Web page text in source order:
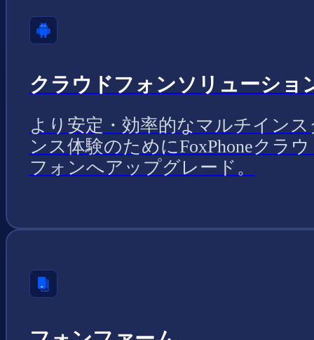
クラウドフォンソリューショ
より安定・効率的なマルチインス
ンス体験のためにFoxPhoneクラ
フォンへアップグレード。